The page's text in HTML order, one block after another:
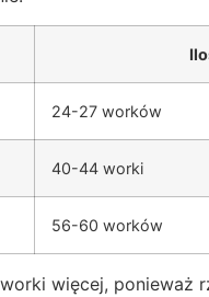
24-27 worków
40-44 worki
56-60 worków
więcej, ponieważ